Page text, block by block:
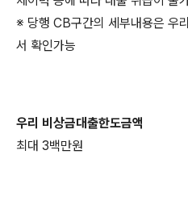
※ 당행 CB구간의 세부내용은 우
서 확인가능
우리 비상금대출한도금액
최대 3백만원